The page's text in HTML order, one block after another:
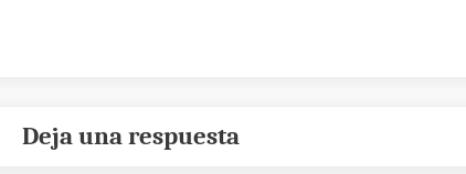
Deja una respuesta